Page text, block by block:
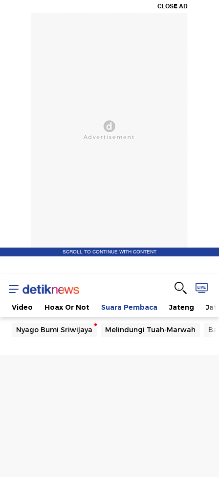
CLOSE AD
SCROLL TO CONTINUE WITH CONTENT
Video Hoax Or Not Suara Pembaca Jateng
Nyago Bumi Sriwijaya Melindungi Tuah-Marwah